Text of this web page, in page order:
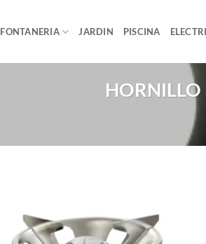
FONTANERIA JARDIN PISCINA
HORNILLO